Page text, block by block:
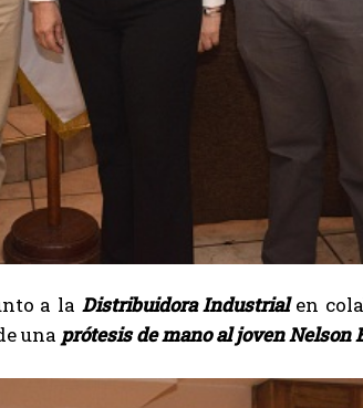
a la Distribuidora Industrialen
una prótesis de mano al joven Nelson